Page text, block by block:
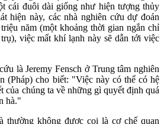
cái đuôi dài giống như hiện tượng thủy
hiện này, các nhà nghiên cứu dự đoán
năm (một khoảng thời gian ngắn chỉ
việc mất khí lạnh này sẽ dẫn tới việc
là Jeremy Fensch ở Trung tâm nghiên
(Pháp) cho biết: "Việc này có thể có hệ
của chúng ta về những gì quyết định quá
hà."
thường không được coi là cơ chế quan